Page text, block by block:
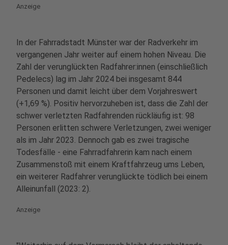
Anzeige
In der Fahrradstadt Münster war der Radverkehr im
vergangenen Jahr weiter auf einem hohen Niveau. Die
Zahl der verunglückten Radfahrer:innen (einschließlich
Pedelecs) lag im Jahr 2024 bei insgesamt 844
Personen und damit leicht über dem Vorjahreswert
(+1,69 %). Positiv hervorzuheben ist, dass die Zahl der
schwer verletzten Radfahrenden rückläufig ist: 98
Personen erlitten schwere Verletzungen, zwei weniger
als im Jahr 2023. Dennoch gab es zwei tragische
Todesfälle - eine Fahrradfahrerin kam nach einem
Zusammenstoß mit einem Kraftfahrzeug ums Leben,
ein weiterer Radfahrer verunglückte tödlich bei einem
Alleinunfall (2023: 2).
Anzeige